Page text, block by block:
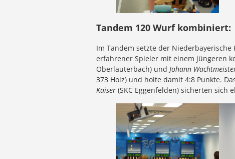
Tandem 120 Wurf kombiniert:
Im Tandem setzte der
erfahrener Spieler mit einem jüngeren
Oberlauterbach) und Johann
373 Holz) und holte damit 4:8 Punkte.
Kaiser (SKC Eggenfelden) sicherten sich